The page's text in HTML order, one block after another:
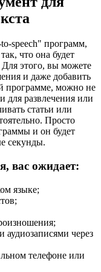
speech" программ,
что она будет
этого, вы можете
и даже добавить
программе, можно не
для развлечения или
статьи или
Просто
и он будет
секунды.
вас ожидает:
языке;
аудиозаписями через
телефоне или